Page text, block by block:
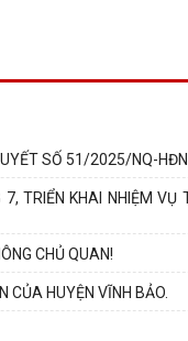
SỐ 51/2025/NQ-
TRIỂN KHAI NHIỆM VỤ
CHỦ QUAN!
CỦA HUYỆN VĨNH BẢO.